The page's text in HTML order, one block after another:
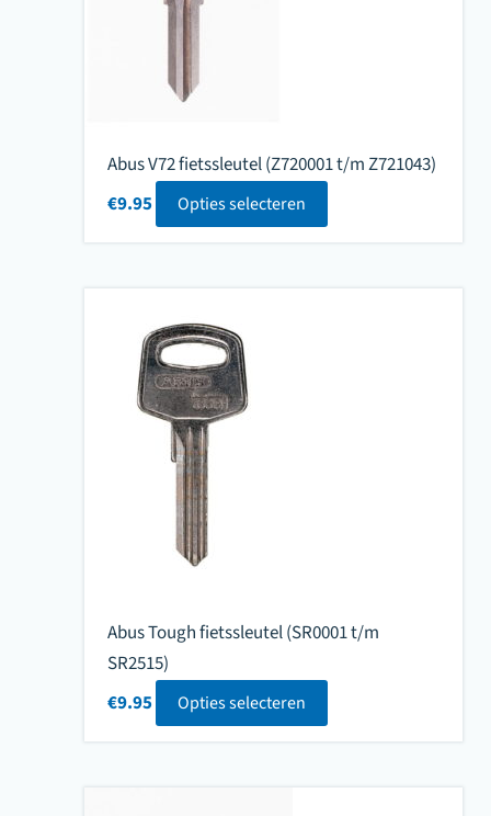
Abus V72 fietssleutel (Z720001 t/m Z721043)
€9.95 Opties selecteren
Abus Tough fietssleutel (SR0001 t/m
SR2515)
€9.95 Opties selecteren